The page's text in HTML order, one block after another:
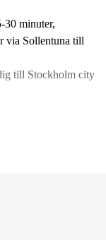
30 minuter,
via Sollentuna till
till Stockholm city